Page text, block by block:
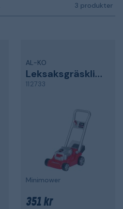
3 produkter
AL-KO
Leksaksgräsklippare
112733
Minimower
351 kr